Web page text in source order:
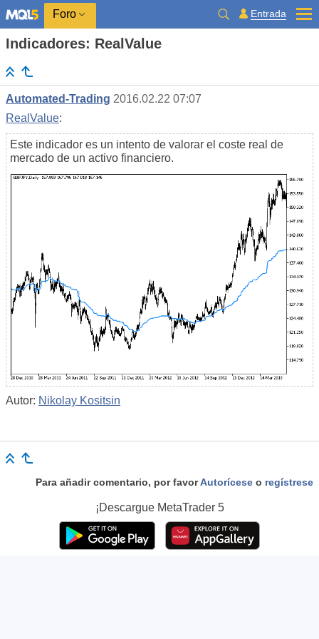
Foro Entrada
Indicadores: RealValue
Automated-Trading 2016.02.22 07:07
RealValue:
Este indicador es un intento de valorar el coste real de
mercado de un activo financiero.
Autor: Nikolay Kositsin
Para añadir comentario, por favorAutorícese o regístrese
¡Descargue MetaTrader 5